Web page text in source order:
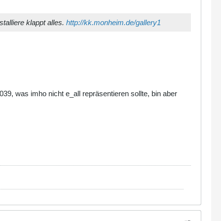
klappt alles. http://kk.monheim.de/gallery1
was imho nicht e_all repräsentieren sollte, bin aber